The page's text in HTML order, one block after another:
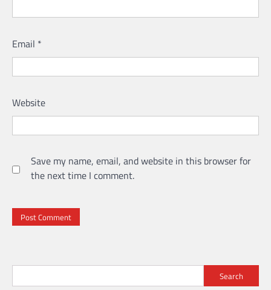
Email *
Website
Save my name, email, and website in this browser for
the next time I comment.
Search